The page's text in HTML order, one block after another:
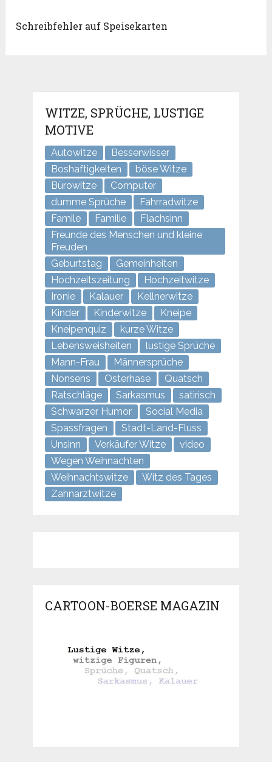
Schreibfehler auf Speisekarten
WITZE, SPRÜCHE, LUSTIGE
MOTIVE
Autowitze
Besserwisser
Boshaftigkeiten
böse Witze
Bürowitze
Computer
dumme Sprüche
Fahrradwitze
Famile
Familie
Flachsinn
Freunde des Menschen und kleine
Freuden
Geburtstag
Gemeinheiten
Hochzeitszeitung
Hochzeitwitze
Ironie
Kalauer
Kellnerwitze
Kinder
Kinderwitze
Kneipe
Kneipenquiz
kurze Witze
Lebensweisheiten
lustige Sprüche
Mann-Frau
Männersprüche
Nonsens
Osterhase
Quatsch
Ratschläge
Sarkasmus
satirisch
Schwarzer Humor
Social Media
Spassfragen
Stadt-Land-Fluss
Unsinn
Verkäufer Witze
video
Wegen Weihnachten
Weihnachtswitze
Witz des Tages
Zahnarztwitze
CARTOON-BOERSE MAGAZIN